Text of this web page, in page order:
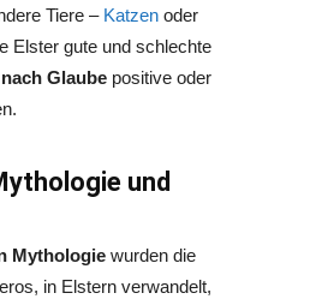
Tiere – Katzen oder
Elster gute und schlechte
Glaube positive oder
und
Mythologie wurden die
in Elstern verwandelt,